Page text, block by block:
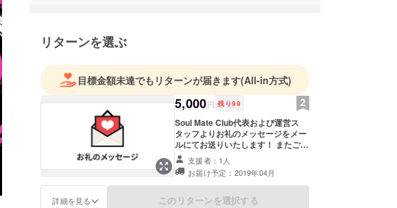
リターンを選ぶ
目標金額未達でもリターンが届きます(All-in方式)
5,000円 残り99
Soul Mate Club代表および運営ス
タッフよりお礼のメッセージをメー
ルにてお送りいたします！ またご希
望であれば、イベント当日(3/30)に
流すダイジェストムービーのエンド
ロールに、支援者様の名前と若者た
ちに向けたメッセージを掲載するこ
とも可能です。 ※支援時、必ず備考
支援者：1人
お届け予定：2019年04月
詳細を見る このリターンを選択する